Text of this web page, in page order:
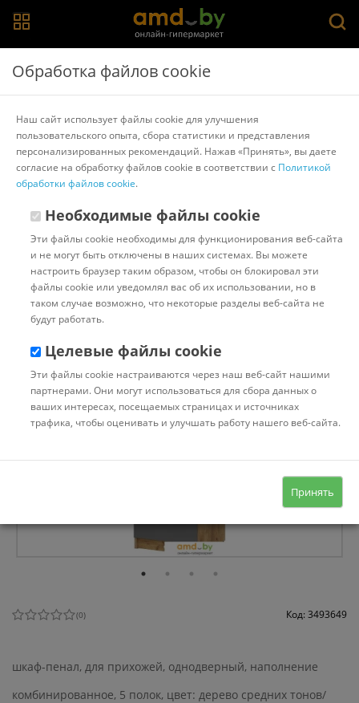
Главная > Каталог товаров Шкафы
крафт золотой/графит серый)
Другие товары NN мебель
(0) Код: 3493649
шкаф-пенал, для прихожей, однодверный, наполнение
комбинированное, 5 полок, цвет: дерево средних тонов/
Обработка файлов cookie
Наш сайт использует файлы cookie для улучшения
пользовательского опыта, сбора статистики и представления
персонализированных рекомендаций. Нажав «Принять», вы даете
согласие на обработку файлов cookie в соответствии с Политикой
обработки файлов cookie.
Необходимые файлы cookie
Эти файлы cookie необходимы для функционирования веб-сайта
и не могут быть отключены в наших системах. Вы можете
настроить браузер таким образом, чтобы он блокировал эти
файлы cookie или уведомлял вас об их использовании, но в
таком случае возможно, что некоторые разделы веб-сайта не
будут работать.
Целевые файлы cookie
Эти файлы cookie настраиваются через наш веб-сайт нашими
партнерами. Они могут использоваться для сбора данных о
ваших интересах, посещаемых страницах и источниках
трафика, чтобы оценивать и улучшать работу нашего веб-сайта.
Принять